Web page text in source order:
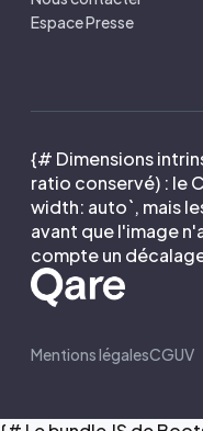
Espace Presse
{# Dimensions
ratio conservé) : le
width: auto`, mais
avant que l'image
compte un
Mentions légalesCGUV